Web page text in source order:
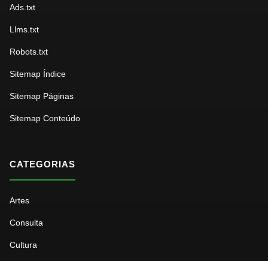
Ads.txt
Llms.txt
Robots.txt
Sitemap Índice
Sitemap Páginas
Sitemap Conteúdo
CATEGORIAS
Artes
Consulta
Cultura